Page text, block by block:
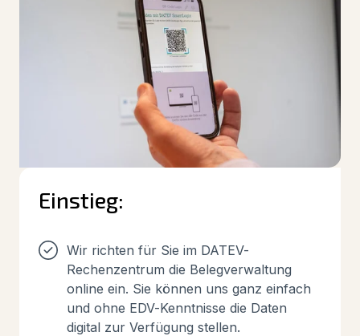
Einstieg:
Wir richten für Sie im DATEV-
Rechenzentrum die Belegverwaltung
online ein. Sie können uns ganz einfach
und ohne EDV-Kenntnisse die Daten
digital zur Verfügung stellen.